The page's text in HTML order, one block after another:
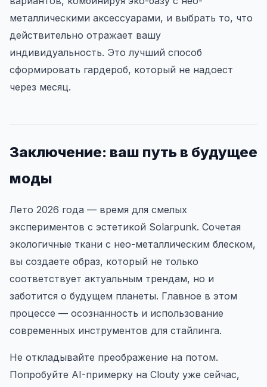
металлическими аксессуарами, и выбрать то, что
действительно отражает вашу
индивидуальность. Это лучший способ
сформировать гардероб, который не надоест
через месяц.
Заключение: ваш путь в будущее
моды
Лето 2026 года — время для смелых
экспериментов с эстетикой Solarpunk. Сочетая
экологичные ткани с нео-металлическим блеском,
вы создаете образ, который не только
соответствует актуальным трендам, но и
заботится о будущем планеты. Главное в этом
процессе — осознанность и использование
современных инструментов для стайлинга.
Не откладывайте преображение на потом.
Попробуйте AI-примерку на Clouty уже сейчас,